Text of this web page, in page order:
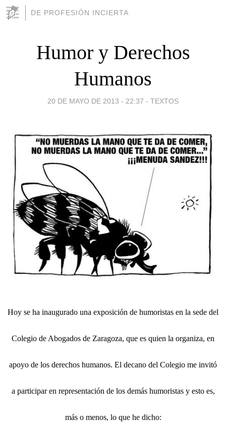
DE PROFESIÓN INCIERTA
Humor y Derechos
Humanos
20 DE MAYO DE 2013 - 22:37 - TEXTOS
Hoy se ha inaugurado una exposición de humoristas en la sede del
Colegio de Abogados de Zaragoza, que es quien la organiza, en
apoyo de los derechos humanos. El decano del Colegio me invitó
a participar en representación de los demás humoristas y esto es,
más o menos, lo que he dicho: